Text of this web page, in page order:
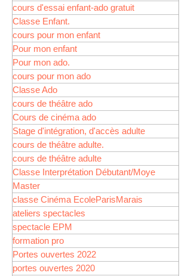
cours d'essai enfant-ado gratuit
Classe Enfant.
cours pour mon enfant
Pour mon enfant
Pour mon ado.
cours pour mon ado
Classe Ado
cours de théâtre ado
Cours de cinéma ado
Stage d'intégration, d'accès adulte
cours de théâtre adulte.
cours de théâtre adulte
Classe Interprétation Débutant/Moye
Master
classe Cinéma EcoleParisMarais
ateliers spectacles
spectacle EPM
formation pro
Portes ouvertes 2022
portes ouvertes 2020